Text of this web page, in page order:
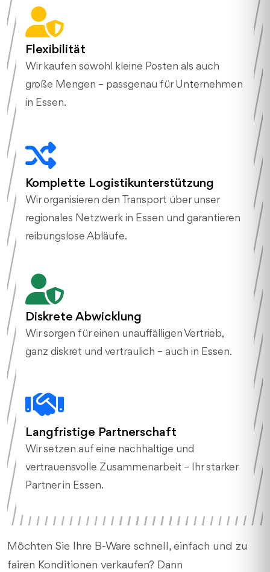
Flexibilität
Wir kaufen sowohl kleine Posten als auch
große Mengen – passgenau für Unternehmen
in Essen.
Komplette Logistikunterstützung
Wir organisieren den Transport über unser
regionales Netzwerk in Essen und garantieren
reibungslose Abläufe.
Diskrete Abwicklung
Wir sorgen für einen unauffälligen Vertrieb,
ganz diskret und vertraulich – auch in Essen.
Langfristige Partnerschaft
Wir setzen auf eine nachhaltige und
vertrauensvolle Zusammenarbeit – Ihr starker
Partner in Essen.
Möchten Sie Ihre B-Ware schnell, einfach und zu
fairen Konditionen verkaufen? Dann